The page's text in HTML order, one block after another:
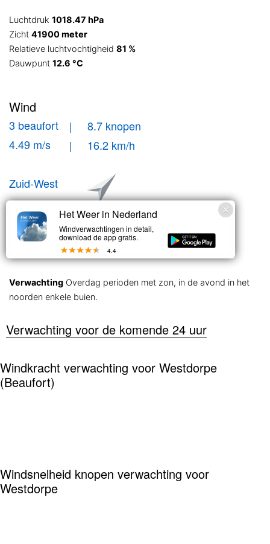
Luchtdruk 1018.47 hPa
Zicht 41900 meter
Relatieve luchtvochtigheid 81 %
Dauwpunt 12.6 °C
Wind
3 beaufort
| 8.7 knopen
4.49 m/s
| 16.2 km/h
Zuid-West
Windstoten
4 bft
| 12.4 knopen
| 23 km/h
Verwachting Overdag perioden met zon, in de avond in het
noorden enkele buien.
Verwachting voor de komende 24 uur
Windkracht verwachting voor Westdorpe
(Beaufort)
Windsnelheid knopen verwachting voor
Westdorpe
Het Weer in Nederland
Windverwachtingen in detail,
download de app gratis.
4.4